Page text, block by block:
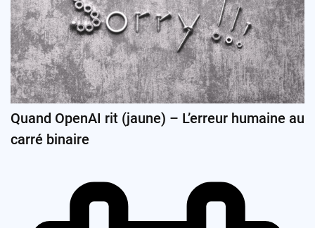
Quand OpenAI rit (jaune) – L’erreur humaine au
carré binaire